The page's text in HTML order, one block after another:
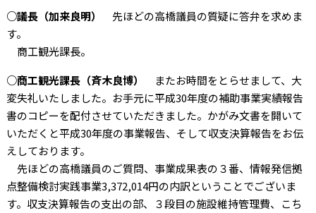
○議長（加来良明）
先ほどの高橋議員の質疑に答弁を求めま
す。
商工観光課長。
○商工観光課長（斉木良博）
またお時間をとらせまして、大
変失礼いたしました。お手元に平成30年度の補助事業実績報告
書のコピーを配付させていただきました。かがみ文書を開いて
いただくと平成30年度の事業報告、そして収支決算報告をお伝
えしております。
先ほどの高橋議員のご質問、事業成果表の３番、情報発信拠
点整備検討実践事業3,372,014円の内訳ということでございま
す。収支決算報告の支出の部、３段目の施設維持管理費、こち